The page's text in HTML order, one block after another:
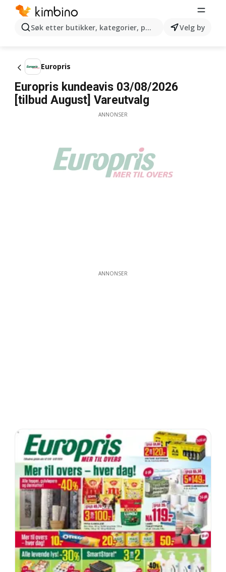
Søk etter butikker, kategorier, produkter...Velg by
Europris
Europris kundeavis 03/08/2026
[tilbud August] Vareutvalg
ANNONSER
ANNONSER